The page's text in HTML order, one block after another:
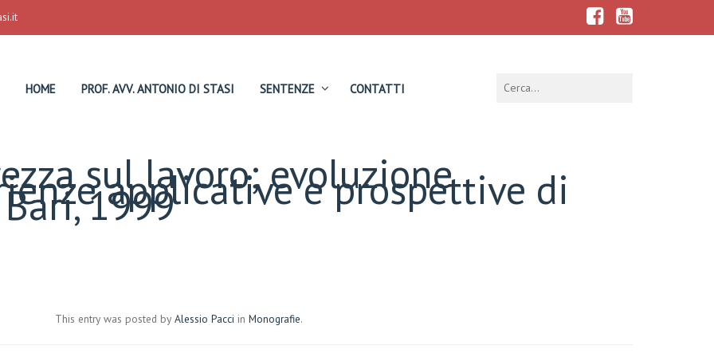
HOME PROF. AVV. ANTONIO DI STASI SENTENZE CONTATTI
sul lavoro; evoluzione
applicative e prospettive di
1999
This entry was posted by Alessio Pacci in Monografie.